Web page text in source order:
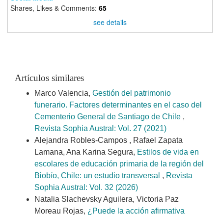
Shares, Likes & Comments: 65
see details
Artículos similares
Marco Valencia, Gestión del patrimonio
funerario. Factores determinantes en el caso del
Cementerio General de Santiago de Chile ,
Revista Sophia Austral: Vol. 27 (2021)
Alejandra Robles-Campos , Rafael Zapata
Lamana, Ana Karina Segura, Estilos de vida en
escolares de educación primaria de la región del
Biobío, Chile: un estudio transversal , Revista
Sophia Austral: Vol. 32 (2026)
Natalia Slachevsky Aguilera, Victoria Paz
Moreau Rojas, ¿Puede la acción afirmativa